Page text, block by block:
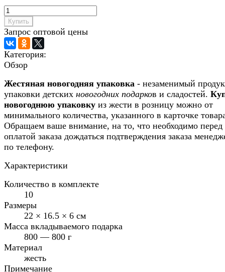
Купить
Запрос оптовой цены
Категория:
Обзор
Жестяная новогодняя упаковка - незаменимый
упаковки детских новогодних подарков и сладостей.
новогоднюю упаковку из жести в розницу можно от
минимального количества, указанного в карточке
Обращаем ваше внимание, на то, что необходимо перед
оплатой заказа дождаться подтверждения заказа
по телефону.
Характеристики
Количество в комплекте
10
Размеры
22 × 16.5 × 6 см
Масса вкладываемого подарка
800 — 800 г
Материал
жесть
Примечание